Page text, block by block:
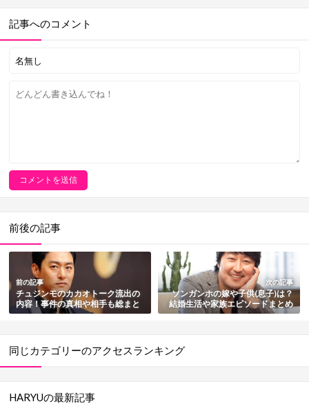
記事へのコメント
前後の記事
前の記事
チュジンモのカカオトーク流出の
内容！事件の真相や相手も総まと
め
次の記事
ソンガンホの嫁や子供(息子)は？
結婚生活や家族エピソードまとめ
同じカテゴリーのアクセスランキング
HARYUの最新記事